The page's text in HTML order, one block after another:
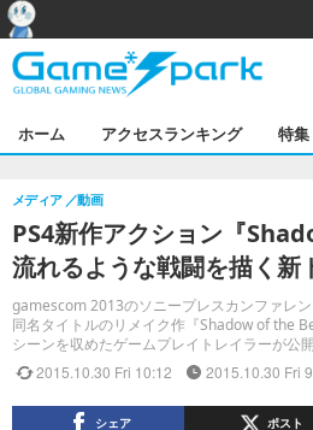
ホーム アクセスランキング 特集
PS4新作アクション『
流れるような戦闘を描く新
gamescom 2013のソニープレスカンファレ
同名タイトルのリメイク作『Shadow of the
シーンを収めたゲームプレイトレイラーが公
メディア 動画
2015.10.30 Fri 10:12 2015.10.30 Fri
シェア ポスト